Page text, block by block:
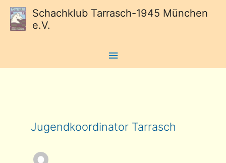
Schachklub Tarrasch-1945 München
e.V.
Hauptmenü
Jugendkoordinator Tarrasch